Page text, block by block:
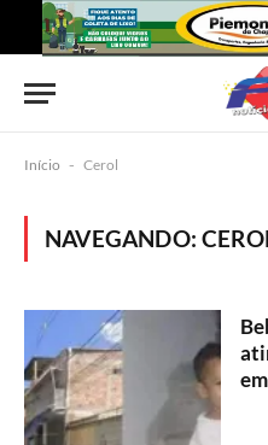
Início - Cerol
NAVEGANDO: